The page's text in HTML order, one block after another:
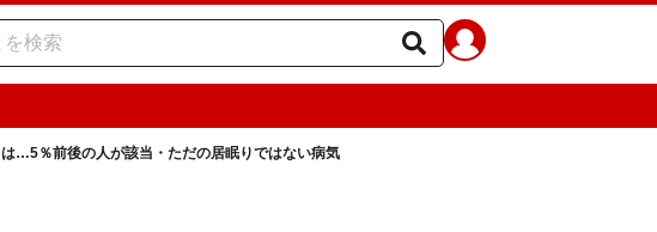
…5％前後の人が該当・ただの居眠りではない病気